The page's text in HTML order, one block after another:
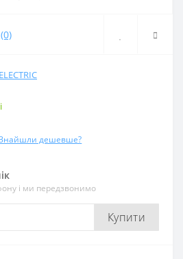
(0)
дешевше?
і ми передзвонимо
Купити